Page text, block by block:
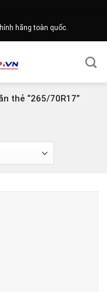
hãng toàn quốc.
thẻ “265/70R17”